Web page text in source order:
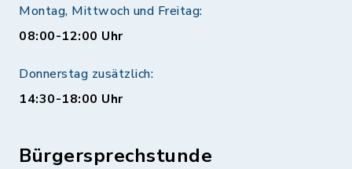
Montag, Mittwoch und Freitag:
08:00-12:00 Uhr
Donnerstag zusätzlich:
14:30-18:00 Uhr
Bürgersprechstunde